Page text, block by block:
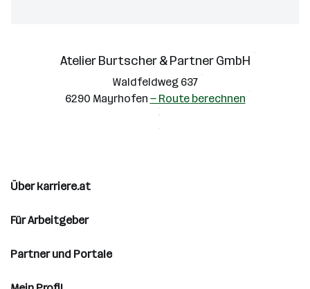
Atelier Burtscher & Partner GmbH
Waldfeldweg 637
6290 Mayrhofen — Route berechnen
Über karriere.at
Für Arbeitgeber
Partner und Portale